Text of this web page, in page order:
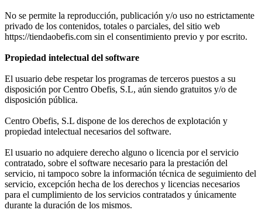
No se permite la reproducción, publicación y/o uso no estrictamente
privado de los contenidos, totales o parciales, del sitio web
https://tiendaobefis.com sin el consentimiento previo y por escrito.
Propiedad intelectual del software
El usuario debe respetar los programas de terceros puestos a su
disposición por Centro Obefis, S.L, aún siendo gratuitos y/o de
disposición pública.
Centro Obefis, S.L dispone de los derechos de explotación y
propiedad intelectual necesarios del software.
El usuario no adquiere derecho alguno o licencia por el servicio
contratado, sobre el software necesario para la prestación del
servicio, ni tampoco sobre la información técnica de seguimiento del
servicio, excepción hecha de los derechos y licencias necesarios
para el cumplimiento de los servicios contratados y únicamente
durante la duración de los mismos.